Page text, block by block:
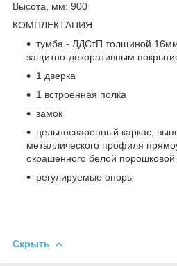
Высота, мм: 900
КОМПЛЕКТАЦИЯ
тумба - ЛДСтП толщиной
защитно-декоративным
1 дверка
1 встроенная полка
замок
цельносваренный каркас,
металлического профиля
окрашенного белой порошковой
регулируемые опоры
Скрыть